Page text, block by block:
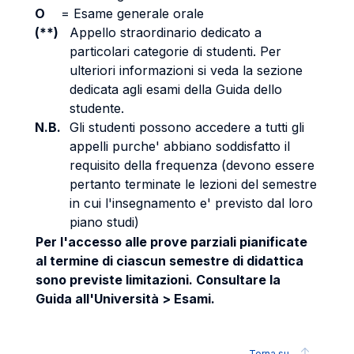
O
= Esame generale orale
(**)
Appello straordinario dedicato a
particolari categorie di studenti. Per
ulteriori informazioni si veda la sezione
dedicata agli esami della Guida dello
studente.
N.B. Gli studenti possono accedere a tutti gli
appelli purche' abbiano soddisfatto il
requisito della frequenza (devono essere
pertanto terminate le lezioni del semestre
in cui l'insegnamento e' previsto dal loro
piano studi)
Per l'accesso alle prove parziali pianificate
al termine di ciascun semestre di didattica
sono previste limitazioni. Consultare la
Guida all'Università > Esami.